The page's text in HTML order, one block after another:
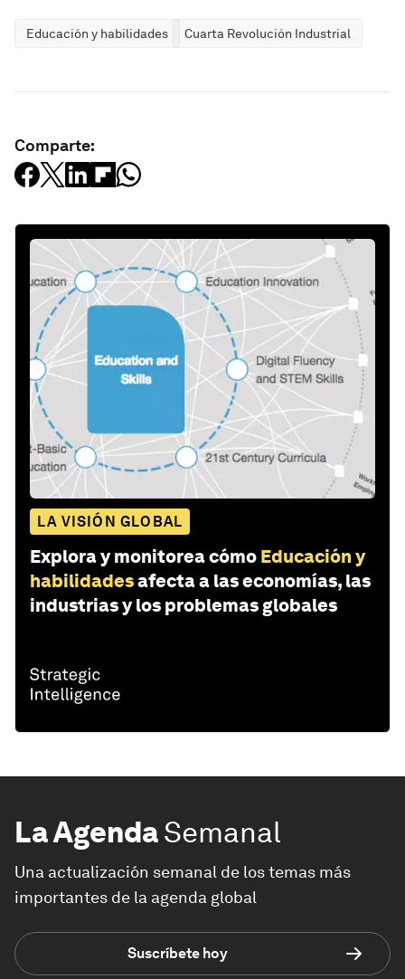
Educación y habilidades Cuarta Revolución Industrial
Comparte:
LA VISIÓN GLOBAL
Explora y monitorea cómo Educación y
habilidadesafecta a las economías, las
industrias y los problemas globales
La AgendaSemanal
Una actualización semanal de los temas más
importantes de la agenda global
Suscríbete hoy